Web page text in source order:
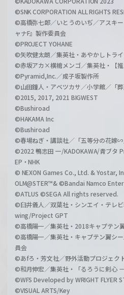
©SNK CORPORATION ALL RIGHTS
©高橋弥七郎／いとうのいぢ／アスキ
ャナF』製作委員会
©PROJECT YOHANE
©矢吹健太朗／集英社・あやかしトラ
©赤坂アカ×横槍メンゴ／集英社・【
©Pyramid,Inc.／成子坂製作所
©山田鐘人・アベツカサ／小学館／「
©2015, 2017, 2021 BIGWEST
©Bushiroad
©HAKAMA Inc
©Bushiroad
©春場ねぎ・講談社／「五等分の花嫁
©2022 鴨志田 一/KADOKAWA/青ブタ
EP・NHK
© NEXON Games Co., Ltd. & Yostar,
OLM@STER™& ©Bandai Namco
©ATLUS ©SEGA All rights reserved.
©臼井儀人／双葉社・シンエイ・テレ
wing/Project GPT
©高橋陽一／集英社・2018キャプテン
©高橋陽一／集英社・キャプテン翼シ
員会
©あfろ・芳文社／野外活動プロジェク
©和月伸宏／集英社・「るろうに剣心
©WFS Developed by WRIGHT FLYER
©VISUAL ARTS/Key